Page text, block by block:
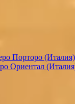
Порторо (Италия)
Ориентал